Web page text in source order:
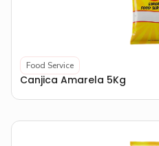
Food Service
Canjica Amarela 5Kg